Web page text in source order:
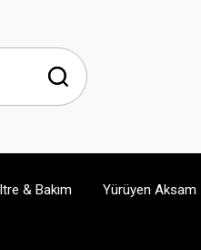
& Bakım Yürüyen Aksam